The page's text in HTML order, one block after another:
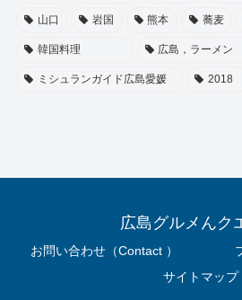
山口 岩国 熊本 蕎麦
韓国料理 広島，ラーメン
ミシュランガイド広島愛媛 2018
広島グルメんク
お問い合わせ（Contact ）
サイトマップ